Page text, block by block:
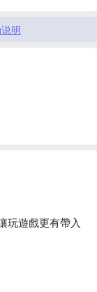
明
玩遊戲更有帶入